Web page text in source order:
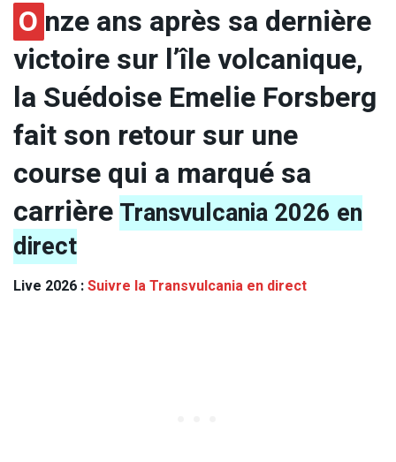
O nze ans après sa dernière
victoire sur l’île volcanique,
la Suédoise Emelie Forsberg
fait son retour sur une
course qui a marqué sa
carrière Transvulcania 2026 en
direct
Live 2026 :Suivre la Transvulcania en direct